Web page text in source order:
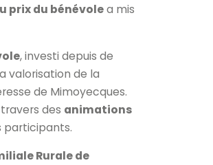
prix du bénévolea mis
, investi depuis de
valorisation de la
de Mimoyecques.
des animations
participants.
Rurale de